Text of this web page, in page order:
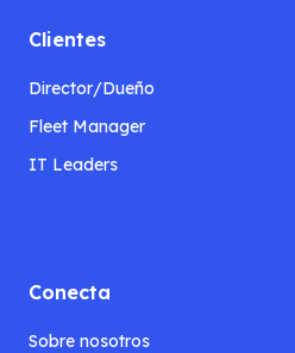
Clientes
Director/Dueño
Fleet Manager
IT Leaders
Conecta
Sobre nosotros